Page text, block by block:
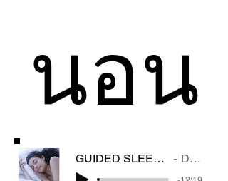
นอน
นอน
GUIDED SLEEP MEDITATION DENNIS